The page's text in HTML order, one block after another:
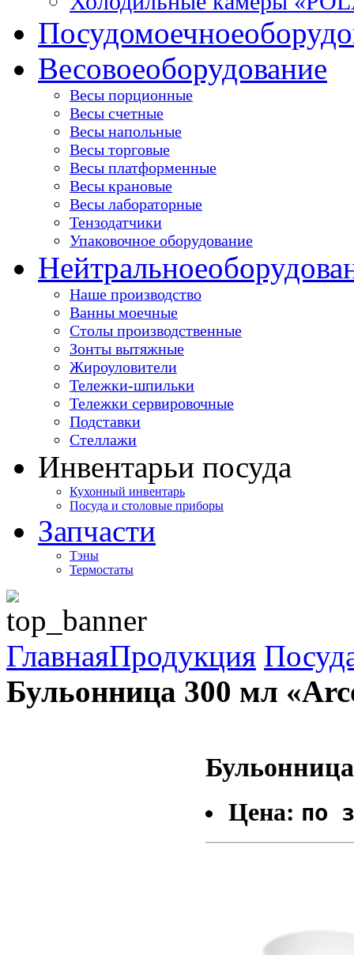
Посудомоечное
Весовоеоборудование
Весы порционные
Весы счетные
Весы напольные
Весы торговые
Весы платформенные
Весы крановые
Весы лабораторные
Тензодатчики
Упаковочное оборудование
Нейтральное
Наше производство
Ванны моечные
Столы производственные
Зонты вытяжные
Жироуловители
Тележки-шпильки
Тележки сервировочные
Подставки
Стеллажи
Инвентарьи посуда
Кухонный инвентарь
Посуда и столовые приборы
Запчасти
Тэны
Термостаты
ГлавнаяПродукция
Бульонница 300 мл
Цена: по